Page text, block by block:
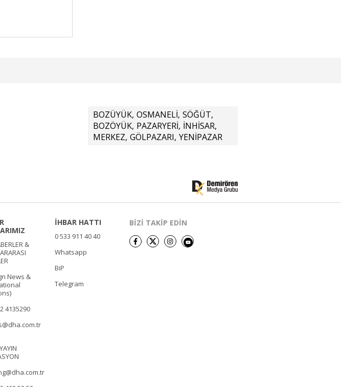
BOZÜYÜK, OSMANELİ, SÖĞÜT,
BOZÖYÜK, PAZARYERİ, İNHİSAR,
MERKEZ, GÖLPAZARI, YENİPAZAR
&
News &
4135290
İHBAR HATTI
0 533 911 40 40
Whatsapp
BiP
Telegram
BİZİ TAKİP EDİN